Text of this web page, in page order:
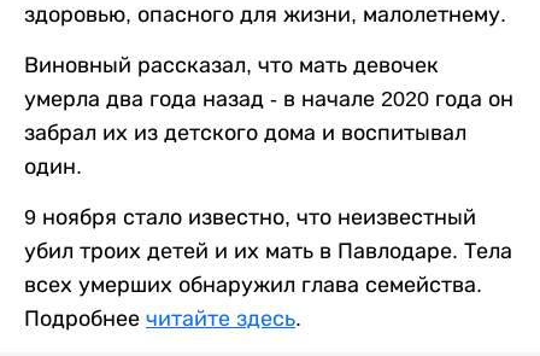
здоровью, опасного для жизни, малолетнему.
Виновный рассказал, что мать девочек
умерла два года назад - в начале 2020 года он
забрал их из детского дома и воспитывал
один.
9 ноября стало известно, что неизвестный
убил троих детей и их мать в Павлодаре. Тела
всех умерших обнаружил глава семейства.
Подробнее читайте здесь.